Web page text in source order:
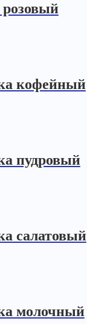
кофейный
пудровый
салатовый
молочный